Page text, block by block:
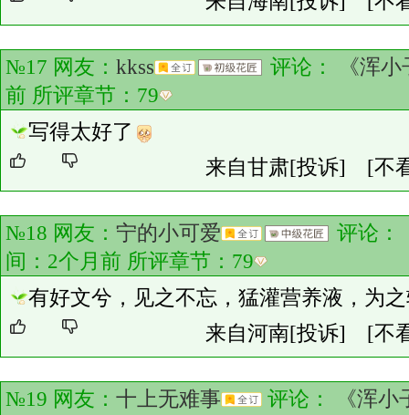
№17 网友： kkss 评论：
《浑
前 所评章节： 79
写得太好了
来自甘肃[投诉] [不
№18 网友： 宁的小可爱 评论：
间：2个月前 所评章节： 79
有好文兮，见之不忘，猛灌营养液，为
来自河南[投诉] [不
№19 网友： 十上无难事 评论：
《浑小